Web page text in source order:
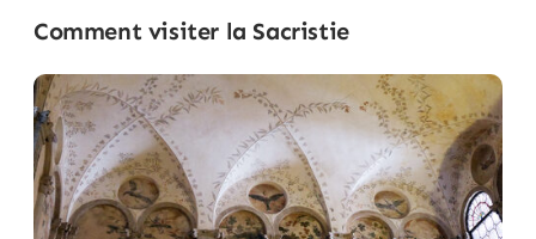
Comment visiter la Sacristie